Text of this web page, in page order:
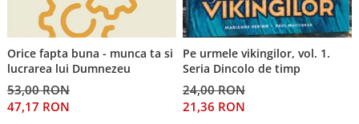
Despre afaceri
Dezvoltare personala
Leadership
Mediu
Sanatate / nutritie
Orice fapta buna - munca ta si
lucrarea lui Dumnezeu
53,00 RON
47,17 RON
Pe urmele vikingilor, vol. 1.
Seria Dincolo de timp
24,00 RON
21,36 RON